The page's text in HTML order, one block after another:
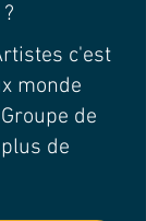
c'est
monde
de
de